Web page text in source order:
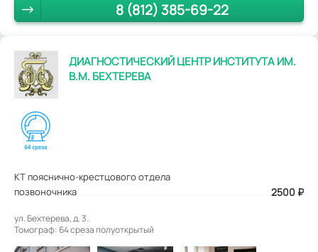
8 (812) 385-69-22
ДИАГНОСТИЧЕСКИЙ ЦЕНТР ИНСТИТУТА ИМ.
В.М. БЕХТЕРЕВА
КТ пояснично-крестцового отдела
позвоночника
2500 ₽
ул. Бехтерева, д. 3.
Томограф: 64 среза полуоткрытый